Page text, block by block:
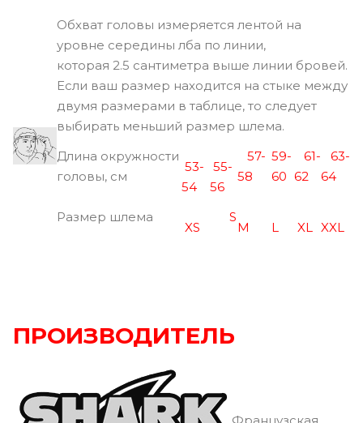
Обхват головы измеряется лентой на
уровне середины лба по линии,
которая 2.5 сантиметра выше линии бровей.
Если ваш размер находится на стыке между
двумя размерами в таблице, то следует
выбирать меньший размер шлема.
Длина окружности
головы, см
53-
54
55-
56
57-
58
59-
60
61-
62
63-
64
Размер шлема
XS
S
M L XL XXL
ПРОИЗВОДИТЕЛЬ